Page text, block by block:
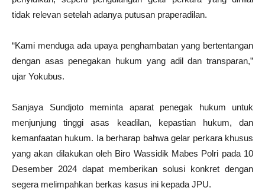
tidak relevan setelah adanya putusan praperadilan.
“Kami menduga ada upaya penghambatan yang bertentangan
dengan asas penegakan hukum yang adil dan transparan,”
ujar Yokubus.
Sanjaya Sundjoto meminta aparat penegak hukum untuk
menjunjung tinggi asas keadilan, kepastian hukum, dan
kemanfaatan hukum. Ia berharap bahwa gelar perkara khusus
yang akan dilakukan oleh Biro Wassidik Mabes Polri pada 10
Desember 2024 dapat memberikan solusi konkret dengan
segera melimpahkan berkas kasus ini kepada JPU.